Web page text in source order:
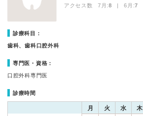
アクセス数 7月:8 | 6月:7
診療科目：
歯科、歯科口腔外科
専門医・資格：
口腔外科専門医
診療時間
月 火 水 木